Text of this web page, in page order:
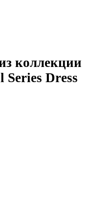
коллекции
Series Dress